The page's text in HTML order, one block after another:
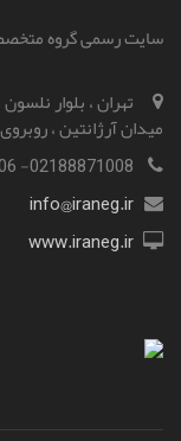
سایت رسمی گروه
تهران ، بلوار
میدان آرژانتین ،
info@iraneg.ir
www.iraneg.ir